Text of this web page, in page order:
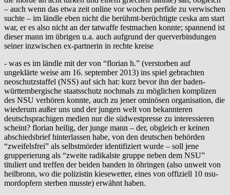
– auch wenn das etwa zeit online vor wochen perfide zu verwischen
suchte – im ländle eben nicht die berühmt-berüchtigte ceska am start
war, er es also nicht an der tatwaffe festmachen konnte; spannend ist
dieser mann im übrigen u.a. auch aufgrund der querverbindungen
seiner inzwischen ex-partnerin in rechte kreise
- was es im ländle mit der von “florian h.” (verstorben auf
ungeklärte weise am 16. september 2013) ins spiel gebrachten
neoschutzstaffel (NSS) auf sich hat: kurz bevor ihn der baden-
württembergische staatsschutz nochmals zu möglichen komplizen
des NSU verhören konnte, auch zu jener ominösen organisation, die
wiederum außer uns und der jungen welt von bekannteren
deutschsprachigen medien nur die südwestpresse zu interessieren
scheint? florian heilig, der junge mann – der, obgleich er keinen
abschiedsbrief hinterlassen habe, von den deutschen behörden
“zweifelsfrei” als selbstmörder identifiziert wurde – soll jene
grupperierung als “zweite radikalste gruppe neben dem NSU”
tituliert und treffen der beiden banden in öhringen (also unweit von
heilbronn, wo die polizistin kiesewetter, eines von offiziell 10 nsu-
mordopfern sterben musste) erwähnt haben.